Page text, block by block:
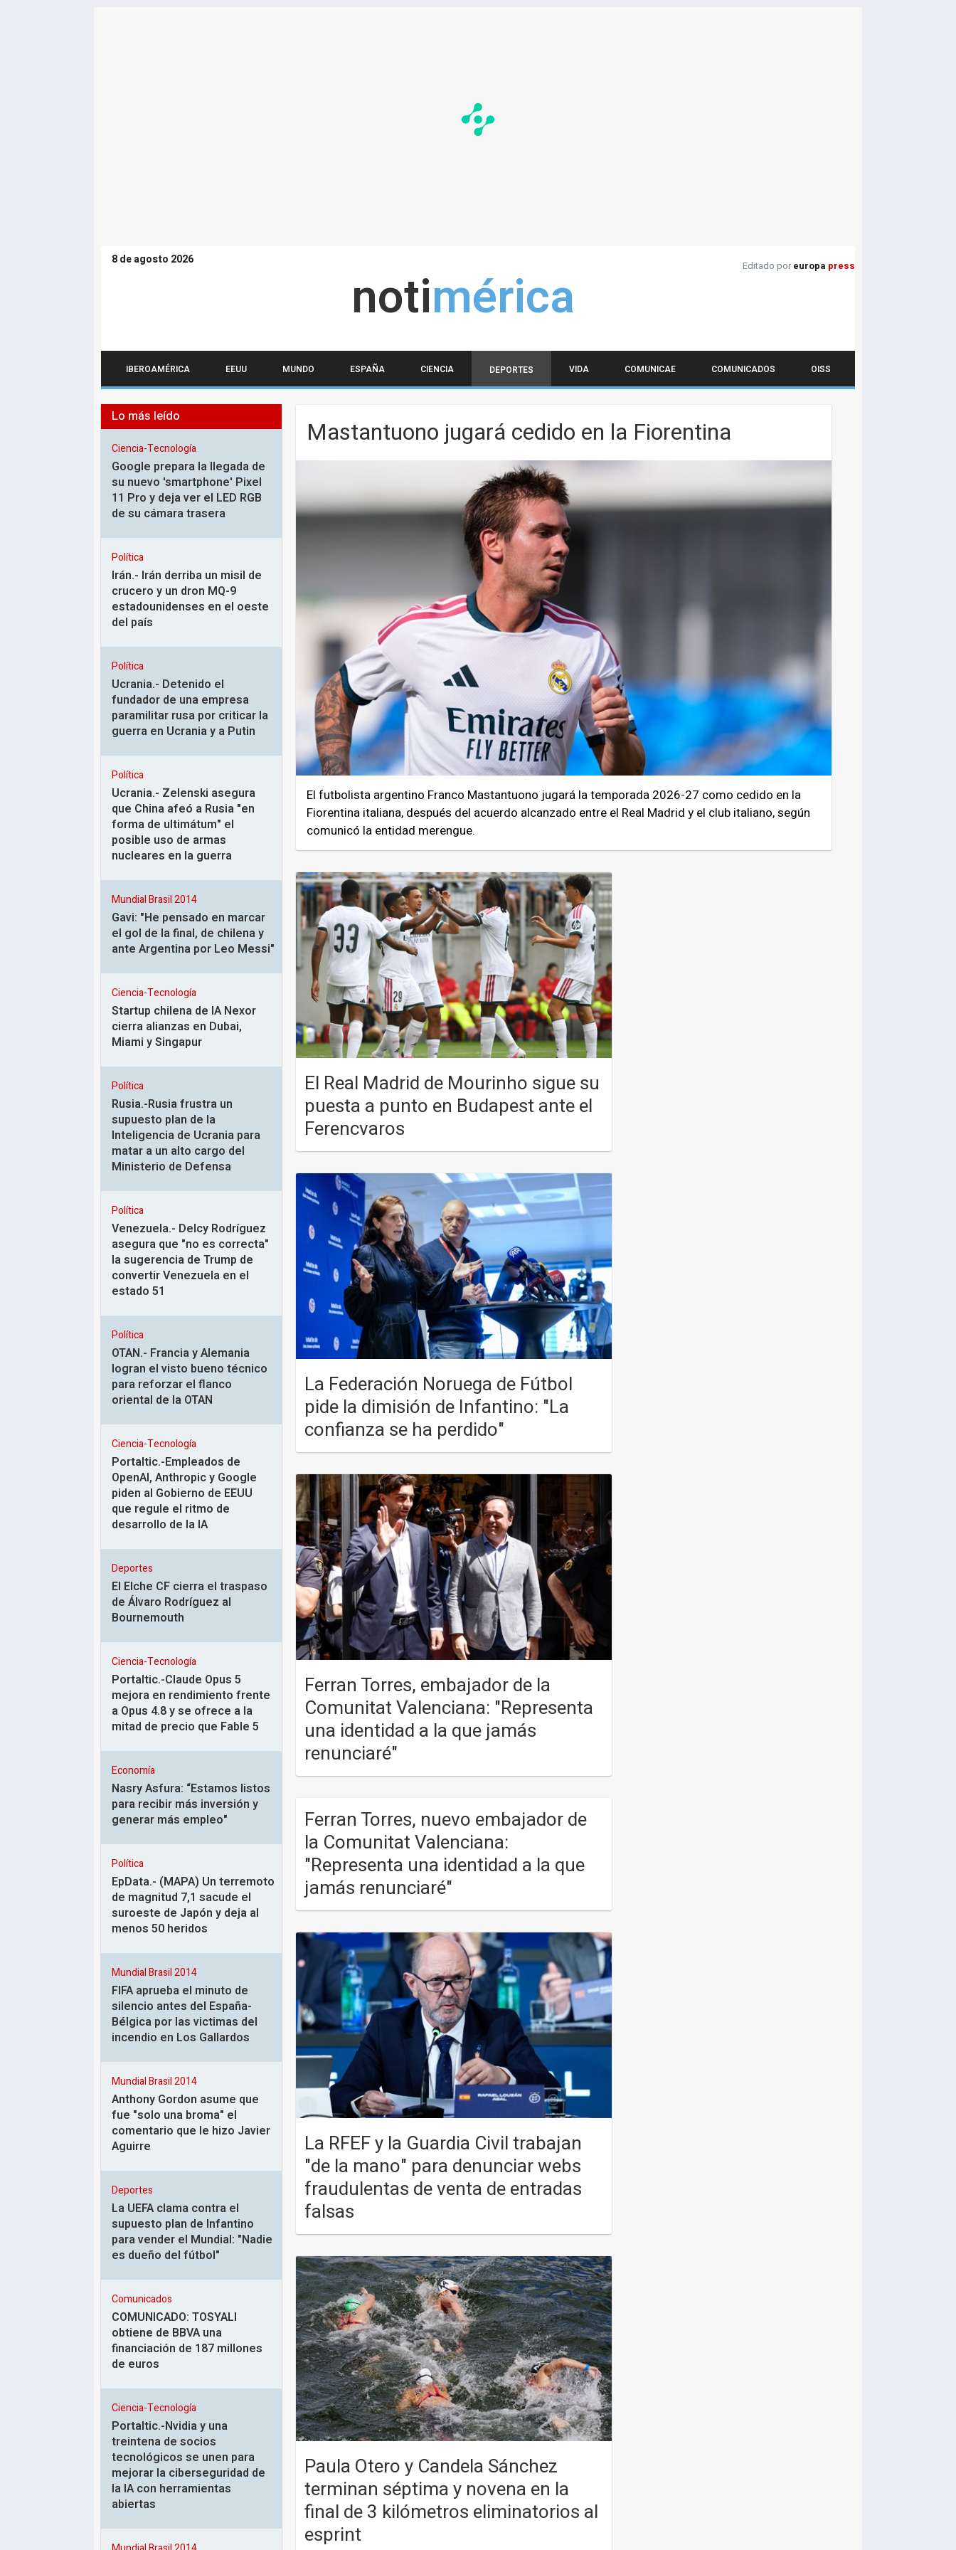
8 de agosto 2026 Editado por europa press
notimérica
IBEROAMÉRICA EEUU MUNDO ESPAÑA CIENCIA DEPORTES VIDA COMUNICAE COMUNICADOS OISS
Lo más leído
Ciencia-Tecnología
Google prepara la llegada de
su nuevo 'smartphone' Pixel
11 Pro y deja ver el LED RGB
de su cámara trasera
Política
Irán.- Irán derriba un misil de
crucero y un dron MQ-9
estadounidenses en el oeste
del país
Política
Ucrania.- Detenido el
fundador de una empresa
paramilitar rusa por criticar la
guerra en Ucrania y a Putin
Política
Ucrania.- Zelenski asegura
que China afeó a Rusia "en
forma de ultimátum" el
posible uso de armas
nucleares en la guerra
Mundial Brasil 2014
Gavi: "He pensado en marcar
el gol de la final, de chilena y
ante Argentina por Leo Messi"
Ciencia-Tecnología
Startup chilena de IA Nexor
cierra alianzas en Dubai,
Miami y Singapur
Política
Rusia.-Rusia frustra un
supuesto plan de la
Inteligencia de Ucrania para
matar a un alto cargo del
Ministerio de Defensa
Política
Venezuela.- Delcy Rodríguez
asegura que "no es correcta"
la sugerencia de Trump de
convertir Venezuela en el
estado 51
Política
OTAN.- Francia y Alemania
logran el visto bueno técnico
para reforzar el flanco
oriental de la OTAN
Ciencia-Tecnología
Portaltic.-Empleados de
OpenAI, Anthropic y Google
piden al Gobierno de EEUU
que regule el ritmo de
desarrollo de la IA
Deportes
El Elche CF cierra el traspaso
de Álvaro Rodríguez al
Bournemouth
Ciencia-Tecnología
Portaltic.-Claude Opus 5
mejora en rendimiento frente
a Opus 4.8 y se ofrece a la
mitad de precio que Fable 5
Economía
Nasry Asfura: “Estamos listos
para recibir más inversión y
generar más empleo"
Política
EpData.- (MAPA) Un terremoto
de magnitud 7,1 sacude el
suroeste de Japón y deja al
menos 50 heridos
Mundial Brasil 2014
FIFA aprueba el minuto de
silencio antes del España-
Bélgica por las victimas del
incendio en Los Gallardos
Mundial Brasil 2014
Anthony Gordon asume que
fue "solo una broma" el
comentario que le hizo Javier
Aguirre
Deportes
La UEFA clama contra el
supuesto plan de Infantino
para vender el Mundial: "Nadie
es dueño del fútbol"
Comunicados
COMUNICADO: TOSYALI
obtiene de BBVA una
financiación de 187 millones
de euros
Ciencia-Tecnología
Portaltic.-Nvidia y una
treintena de socios
tecnológicos se unen para
mejorar la ciberseguridad de
la IA con herramientas
abiertas
Mastantuono jugará cedido en la Fiorentina
El futbolista argentino Franco Mastantuono jugará la temporada 2026-27 como cedido en la
Fiorentina italiana, después del acuerdo alcanzado entre el Real Madrid y el club italiano, según
comunicó la entidad merengue.
El Real Madrid de Mourinho sigue su
puesta a punto en Budapest ante el
Ferencvaros
La Federación Noruega de Fútbol
pide la dimisión de Infantino: "La
confianza se ha perdido"
Ferran Torres, embajador de la
Comunitat Valenciana: "Representa
una identidad a la que jamás
renunciaré"
Ferran Torres, nuevo embajador de
la Comunitat Valenciana:
"Representa una identidad a la que
jamás renunciaré"
La RFEF y la Guardia Civil trabajan
"de la mano" para denunciar webs
fraudulentas de venta de entradas
falsas
Paula Otero y Candela Sánchez
terminan séptima y novena en la
final de 3 kilómetros eliminatorios al
esprint